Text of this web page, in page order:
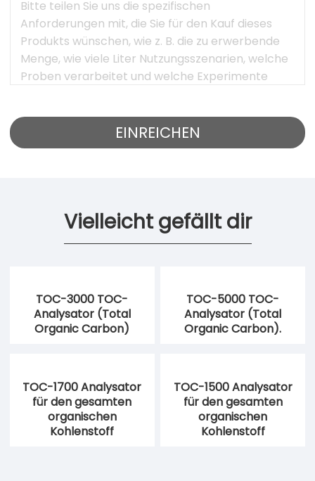
Vielleicht gefällt dir
TOC-3000 TOC-
Analysator (Total
Organic Carbon)
TOC-5000 TOC-
Analysator (Total
Organic Carbon).
TOC-1700 Analysator
für den gesamten
organischen
Kohlenstoff
TOC-1500 Analysator
für den gesamten
organischen
Kohlenstoff